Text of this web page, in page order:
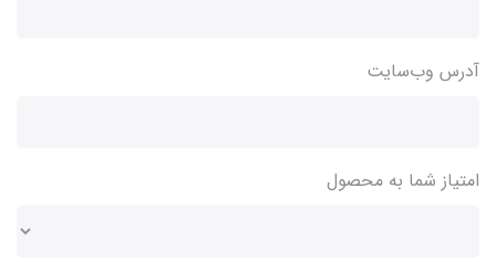
آدرس وب‌سایت
امتیاز شما به محصول